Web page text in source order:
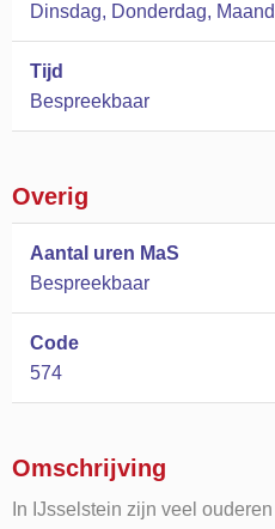
Dinsdag, Donderdag,
Tijd
Bespreekbaar
Overig
Aantal uren MaS
Bespreekbaar
Code
574
Omschrijving
In IJsselstein zijn veel